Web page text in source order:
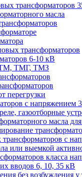
трансформаторов
масла
трансформаторов
6-10 кВ
ТМ, ТМГ, ТМЗ
перегрузки
с напряжением
газоотборные
масла
с
или выемкой
класса
вводов 6, 10, 35 кВ
без возбуждения у